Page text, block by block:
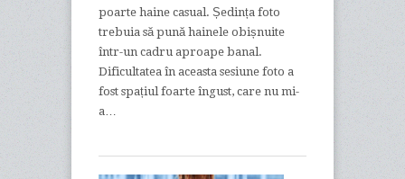
poarte haine casual. Ședința foto
trebuia să pună hainele obișnuite
într-un cadru aproape banal.
Dificultatea în aceasta sesiune foto a
fost spațiul foarte îngust, care nu mi-
a…